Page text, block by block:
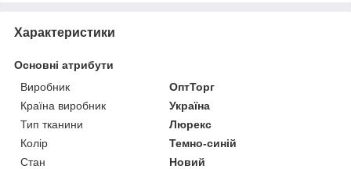
Характеристики
Основні атрибути
Виробник
ОптТорг
Країна виробник
Україна
Тип тканини
Люрекс
Колір
Темно-синій
Стан
Новий